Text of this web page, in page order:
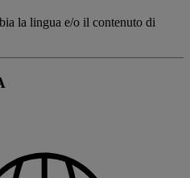
la lingua e/o il contenuto di